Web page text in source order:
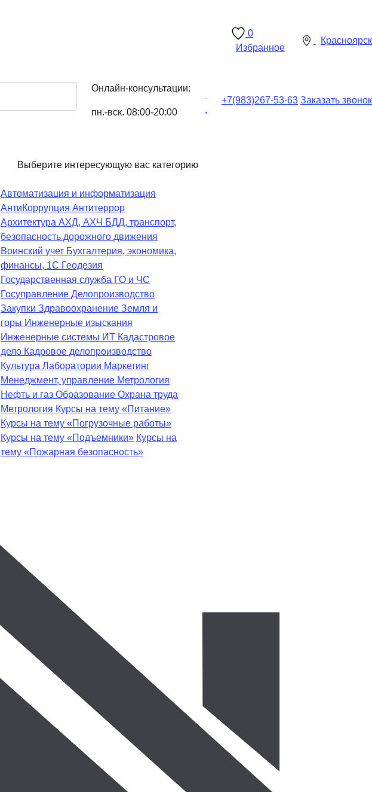
0
Избранное
Красноярск
Онлайн-консультации:
пн.-вск. 08:00-20:00
+7(983)267-53-63 Заказать звонок
Выберите интересующую вас категорию
Автоматизация и информатизация
АнтиКоррупция Антитеррор
Архитектура АХД, АХЧ БДД, транспорт,
безопасность дорожного движения
Воинский учет Бухгалтерия, экономика,
финансы, 1С Геодезия
Государственная служба ГО и ЧС
Госуправление Делопроизводство
Закупки Здравоохранение Земля и
горы Инженерные изыскания
Инженерные системы ИТ Кадастровое
дело Кадровое делопроизводство
Культура Лаборатории Маркетинг
Менеджмент, управление Метрология
Нефть и газ Образование Охрана труда
Метрология Курсы на тему «Питание»
Курсы на тему «Погрузочные работы»
Курсы на тему «Подъемники» Курсы на
тему «Пожарная безопасность»